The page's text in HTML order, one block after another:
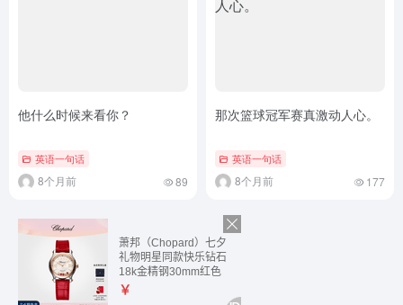
他什么时候来看你？
英语一句话
8个月前 89
那次篮球冠军赛真激动人心。
英语一句话
8个月前 177